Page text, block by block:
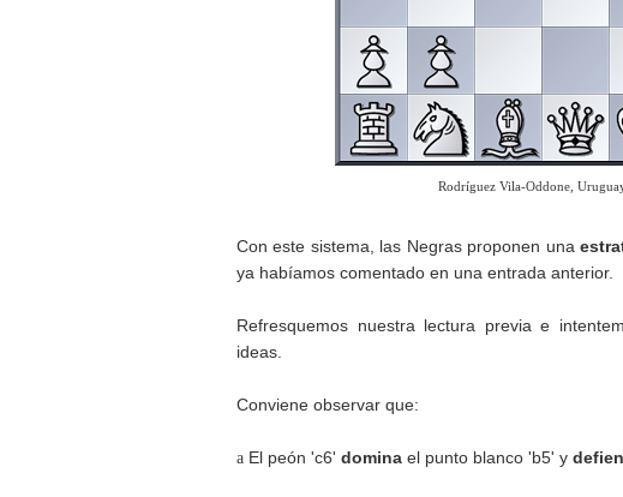
Rodríguez Vila-Oddone,
Con este sistema, las Negras proponen una
ya habíamos comentado en una entrada anterior.
Refresquemos nuestra lectura previa e
ideas.
Conviene observar que:
a El peón 'c6' domina el punto blanco 'b5' y